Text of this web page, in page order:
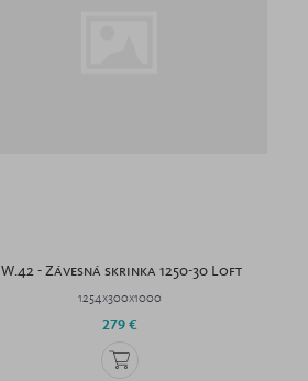
IW.42 - Závesná skrinka 1250-30 Loft
1254x300x1000
279 €